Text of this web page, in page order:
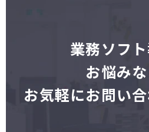
業務ソフ
お悩みな
お気軽にお問い